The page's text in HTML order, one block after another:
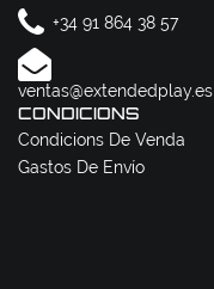
+34 91 864 38 57
ventas@extendedplay.es
CONDICIONS
Condicions De Venda
Gastos De Envío